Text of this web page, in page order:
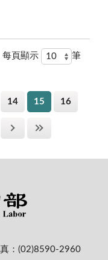
每頁顯示 筆
14 15 16
：(02)8590-2960